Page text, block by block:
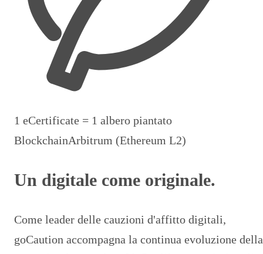
1 eCertificate = 1 albero piantato
BlockchainArbitrum (Ethereum L2)
Un digitale come originale.
Come leader delle cauzioni d'affitto digitali,
goCaution accompagna la continua evoluzione della